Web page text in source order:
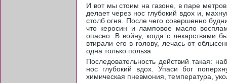
И вот мы стоим на газоне, в паре
делает через нос глубокий вдох и,
столб огня. После чего совершенно
что керосин и ламповое масло
опасно. В войну, когда с лекарствами
втирали его в голову, лечась от
одна только польза.
Последовательность действий такая:
нос глубокий вдох. Упаси бог
химическая пневмония, температура,